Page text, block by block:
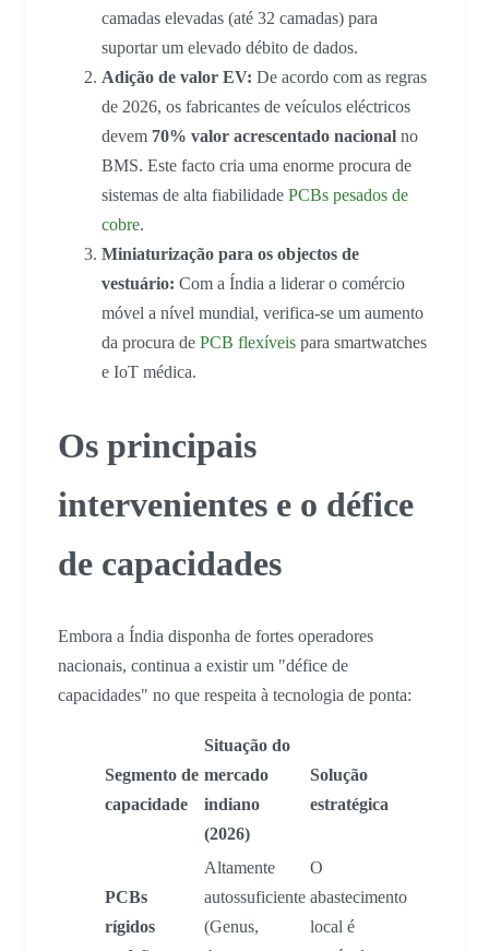
camadas elevadas (até 32 camadas) para
suportar um elevado débito de dados.
Adição de valor EV: De acordo com as regras
de 2026, os fabricantes de veículos eléctricos
devem 70% valor acrescentado nacional no
BMS. Este facto cria uma enorme procura de
sistemas de alta fiabilidade PCBs pesados de
cobre.
Miniaturização para os objectos de
vestuário: Com a Índia a liderar o comércio
móvel a nível mundial, verifica-se um aumento
da procura de PCB flexíveis para smartwatches
e IoT médica.
Os principais
intervenientes e o défice
de capacidades
Embora a Índia disponha de fortes operadores
nacionais, continua a existir um "défice de
capacidades" no que respeita à tecnologia de ponta:
Segmento de
capacidade
Situação do
mercado
indiano
(2026)
Solução
estratégica
PCBs
rígidos
Altamente
autossuficiente
(Genus,
O
abastecimento
local é